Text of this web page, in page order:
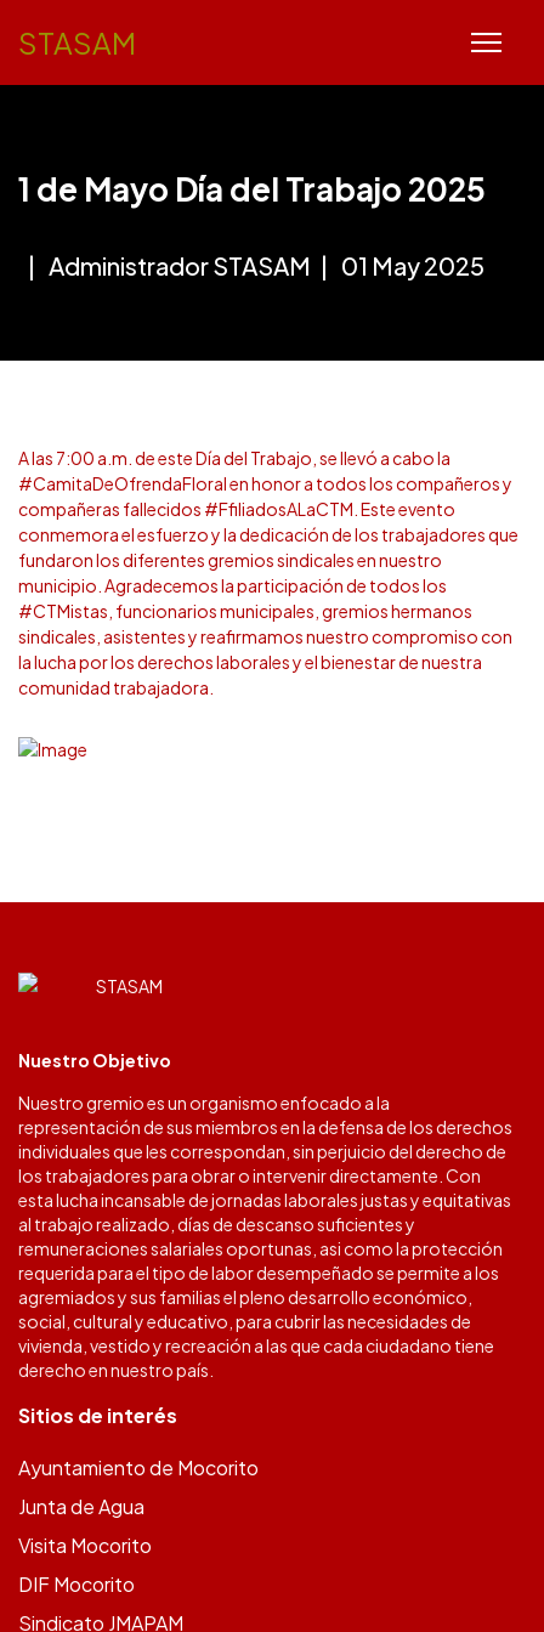
STASAM
1 de Mayo Día del Trabajo 2025
Administrador STASAM 01 May 2025
A las 7:00 a.m. de este Día del Trabajo, se llevó a cabo la
#CamitaDeOfrendaFloral en honor a todos los compañeros y
compañeras fallecidos #FfiliadosALaCTM. Este evento
conmemora el esfuerzo y la dedicación de los trabajadores que
fundaron los diferentes gremios sindicales en nuestro
municipio. Agradecemos la participación de todos los
#CTMistas, funcionarios municipales, gremios hermanos
sindicales, asistentes y reafirmamos nuestro compromiso con
la lucha por los derechos laborales y el bienestar de nuestra
comunidad trabajadora.
Nuestro Objetivo
Nuestro gremio es un organismo enfocado a la
representación de sus miembros en la defensa de los derechos
individuales que les correspondan, sin perjuicio del derecho de
los trabajadores para obrar o intervenir directamente. Con
esta lucha incansable de jornadas laborales justas y equitativas
al trabajo realizado, días de descanso suficientes y
remuneraciones salariales oportunas, asi como la protección
requerida para el tipo de labor desempeñado se permite a los
agremiados y sus familias el pleno desarrollo económico,
social, cultural y educativo, para cubrir las necesidades de
vivienda, vestido y recreación a las que cada ciudadano tiene
derecho en nuestro país.
Sitios de interés
Ayuntamiento de Mocorito
Junta de Agua
Visita Mocorito
DIF Mocorito
Sindicato JMAPAM